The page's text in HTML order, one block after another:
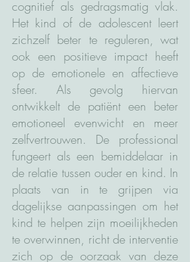
cognitief als gedragsmatig vlak.
Het kind of de adolescent leert
zichzelf beter te reguleren, wat
ook een positieve impact heeft
op de emotionele en affectieve
sfeer. Als gevolg hiervan
ontwikkelt de patiënt een beter
emotioneel evenwicht en meer
zelfvertrouwen. De professional
fungeert als een bemiddelaar in
de relatie tussen ouder en kind. In
plaats van in te grijpen via
dagelijkse aanpassingen om het
kind te helpen zijn moeilijkheden
te overwinnen, richt de interventie
zich op de oorzaak van deze